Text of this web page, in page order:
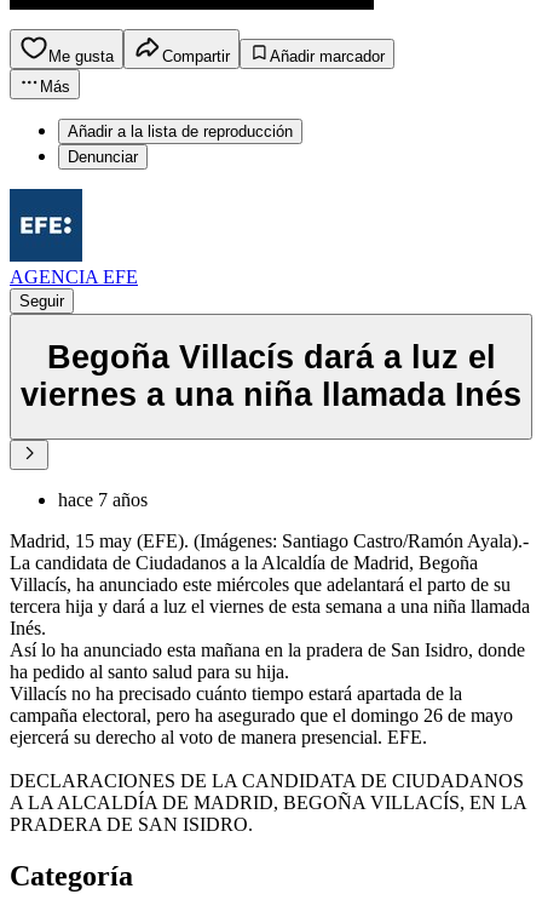
Me gusta Compartir
Añadir marcador
Más
Añadir a la lista de reproducción
Denunciar
AGENCIA EFE
Seguir
Begoña Villacís dará a luz el
viernes a una niña llamada Inés
hace 7 años
Madrid, 15 may (EFE). (Imágenes: Santiago Castro/Ramón Ayala).-
La candidata de Ciudadanos a la Alcaldía de Madrid, Begoña
Villacís, ha anunciado este miércoles que adelantará el parto de su
tercera hija y dará a luz el viernes de esta semana a una niña llamada
Inés.
Así lo ha anunciado esta mañana en la pradera de San Isidro, donde
ha pedido al santo salud para su hija.
Villacís no ha precisado cuánto tiempo estará apartada de la
campaña electoral, pero ha asegurado que el domingo 26 de mayo
ejercerá su derecho al voto de manera presencial. EFE.
DECLARACIONES DE LA CANDIDATA DE CIUDADANOS
A LA ALCALDÍA DE MADRID, BEGOÑA VILLACÍS, EN LA
PRADERA DE SAN ISIDRO.
Categoría